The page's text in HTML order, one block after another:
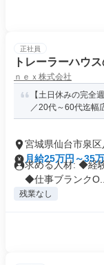
正社員
トレーラーハウ
ｎｅｘ株式会社
【土日休みの完全
／20代～60代迄幅
宮城県仙台市泉
月給25万円～35
求める人材: ◆経
◆仕事ブランクO...
残業なし